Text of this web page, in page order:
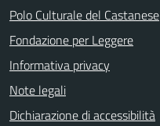
Polo Culturale del Castanese
Fondazione per Leggere
Informativa privacy
Note legali
Dichiarazione di accessibilità